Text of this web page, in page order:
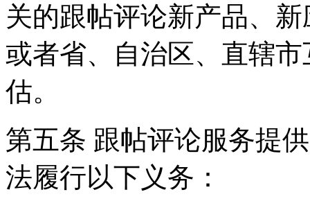
关的跟帖评论新产品、
或者省、自治区、直辖
估。
第五条 跟帖评论服务提
法履行以下义务：